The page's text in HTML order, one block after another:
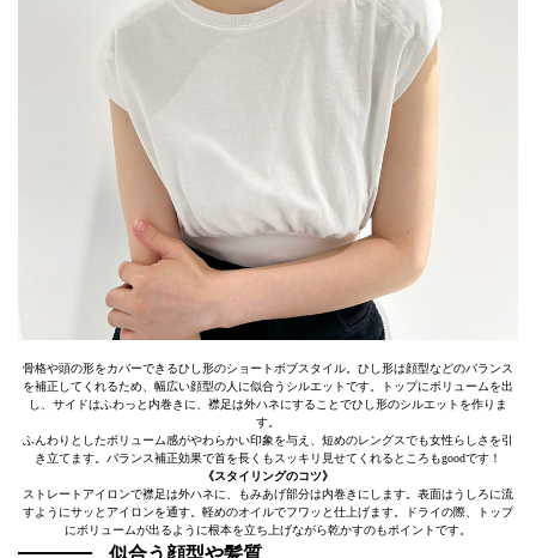
骨格や頭の形をカバーできるひし形のショートボブスタイル。ひし形は顔型などのバランス
を補正してくれるため、幅広い顔型の人に似合うシルエットです。トップにボリュームを出
し、サイドはふわっと内巻きに、襟足は外ハネにすることでひし形のシルエットを作りま
す。
ふんわりとしたボリューム感がやわらかい印象を与え、短めのレングスでも女性らしさを引
き立てます。バランス補正効果で首を長くもスッキリ見せてくれるところもgoodです！
《スタイリングのコツ》
ストレートアイロンで襟足は外ハネに、もみあげ部分は内巻きにします。表面はうしろに流
すようにサッとアイロンを通す。軽めのオイルでフワッと仕上げます。ドライの際、トップ
にボリュームが出るように根本を立ち上げながら乾かすのもポイントです。
似合う顔型や髪質